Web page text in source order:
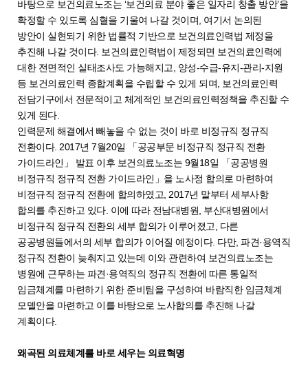
바탕으로 보건의료노조는 ‘보건의료 분야 좋은 일자리 창출 방안’을
확정할 수 있도록 심혈을 기울여 나갈 것이며, 여기서 논의된
방안이 실현되기 위한 법률적 기반으로 보건의료인력법 제정을
추진해 나갈 것이다. 보건의료인력법이 제정되면 보건의료인력에
대한 전면적인 실태조사도 가능해지고, 양성-수급-유지-관리-지원
등 보건의료인력 종합계획을 수립할 수 있게 되며, 보건의료인력
전담기구에서 전문적이고 체계적인 보건의료인력정책을 추진할 수
있게 된다.
인력문제 해결에서 빼놓을 수 없는 것이 바로 비정규직 정규직
전환이다. 2017년 7월20일 「공공부문 비정규직 정규직 전환
가이드라인」 발표 이후 보건의료노조는 9월18일 「공공병원
비정규직 정규직 전환 가이드라인」을 노사정 합의로 마련하여
비정규직 정규직 전환에 합의하였고, 2017년 말부터 세부사항
합의를 추진하고 있다. 이에 따라 전남대병원, 부산대병원에서
비정규직 정규직 전환의 세부 합의가 이루어졌고, 다른
공공병원들에서의 세부 합의가 이어질 예정이다. 다만, 파견·용역직
정규직 전환이 늦춰지고 있는데 이와 관련하여 보건의료노조는
병원에 근무하는 파견·용역직의 정규직 전환에 따른 통일적
임금체계를 마련하기 위한 준비팀을 구성하여 바람직한 임금체계
모델안을 마련하고 이를 바탕으로 노사합의를 추진해 나갈
계획이다.
왜곡된 의료체계를 바로 세우는 의료혁명